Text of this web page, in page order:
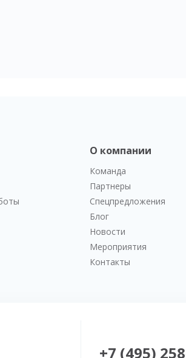
О компании
Команда
Партнеры
Спецпредложения
Блог
Новости
Мероприятия
Контакты
+7 (495)